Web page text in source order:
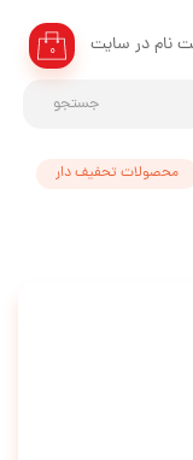
جستجو
۰ نام در سایت
محصولات تحفیف دار